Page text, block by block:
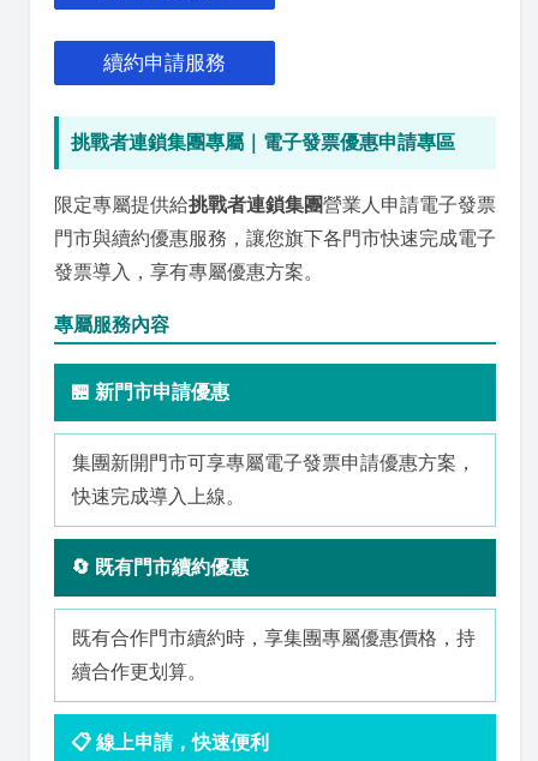
續約申請服務
挑戰者連鎖集團專屬｜電子發票優惠申請專區
限定專屬提供給挑戰者連鎖集團營業人申請電子發票
門市與續約優惠服務，讓您旗下各門市快速完成電子
發票導入，享有專屬優惠方案。
專屬服務內容
🏪 新門市申請優惠
集團新開門市可享專屬電子發票申請優惠方案，
快速完成導入上線。
🔄 既有門市續約優惠
既有合作門市續約時，享集團專屬優惠價格，持
續合作更划算。
📋 線上申請，快速便利